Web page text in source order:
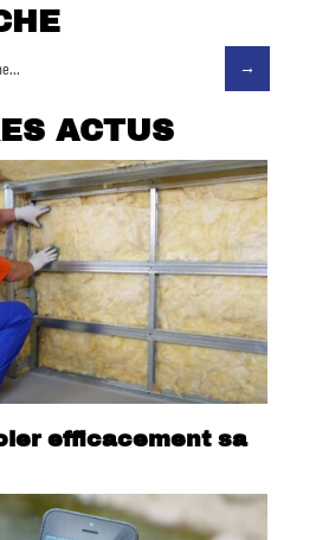
ACTUS
efficacement sa